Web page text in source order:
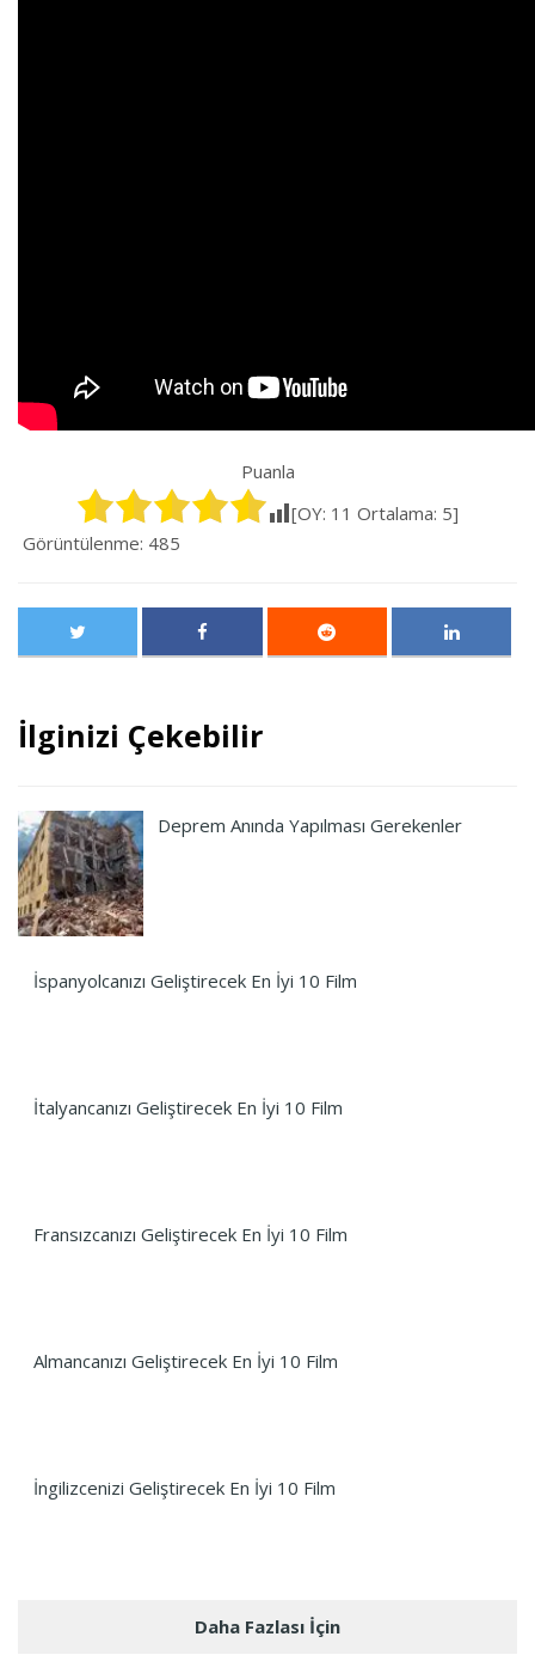
Puanla
[OY: 11 Ortalama: 5]
Görüntülenme: 485
İlginizi Çekebilir
Deprem Anında Yapılması Gerekenler
İspanyolcanızı Geliştirecek En İyi 10 Film
İtalyancanızı Geliştirecek En İyi 10 Film
Fransızcanızı Geliştirecek En İyi 10 Film
Almancanızı Geliştirecek En İyi 10 Film
İngilizcenizi Geliştirecek En İyi 10 Film
Daha Fazlası İçin